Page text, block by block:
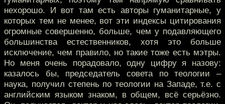
нехорошо. И вот там есть авторы гуманитарные, у
которых тем не менее, вот эти индексы цитирования
огромные совершенно, больше, чем у подавляющего
большинства естественников, хотя это больше
исключение, чем правило, но такие тоже есть мэтры.
Но меня очень порадовало, одну цифру я назову:
казалось бы, председатель совета по теологии –
наука, получил степень по теологии на Западе, т.е. с
английским языком знаком, в общем, всё серьёзно.